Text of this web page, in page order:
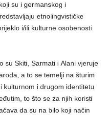
su i germanskog i
etnolingvističke
i/ili kulturne osobenosti
su Skiti, Sarmati i Alani vjeruje
a to se temelji na šturim
kulturnom i drugom identitetu
to što se za njih koristi
da su na bilo koji način